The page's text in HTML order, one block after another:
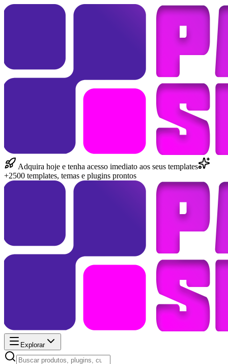
Adquira hoje e tenha acesso imediato aos seus templates
+2500 templates, temas e plugins prontos
Explorar